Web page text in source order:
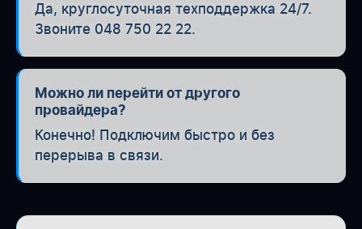
Да, круглосуточная техподдержка 24/7.
Звоните 048 750 22 22.
Можно ли перейти от другого
провайдера?
Конечно! Подключим быстро и без
перерыва в связи.